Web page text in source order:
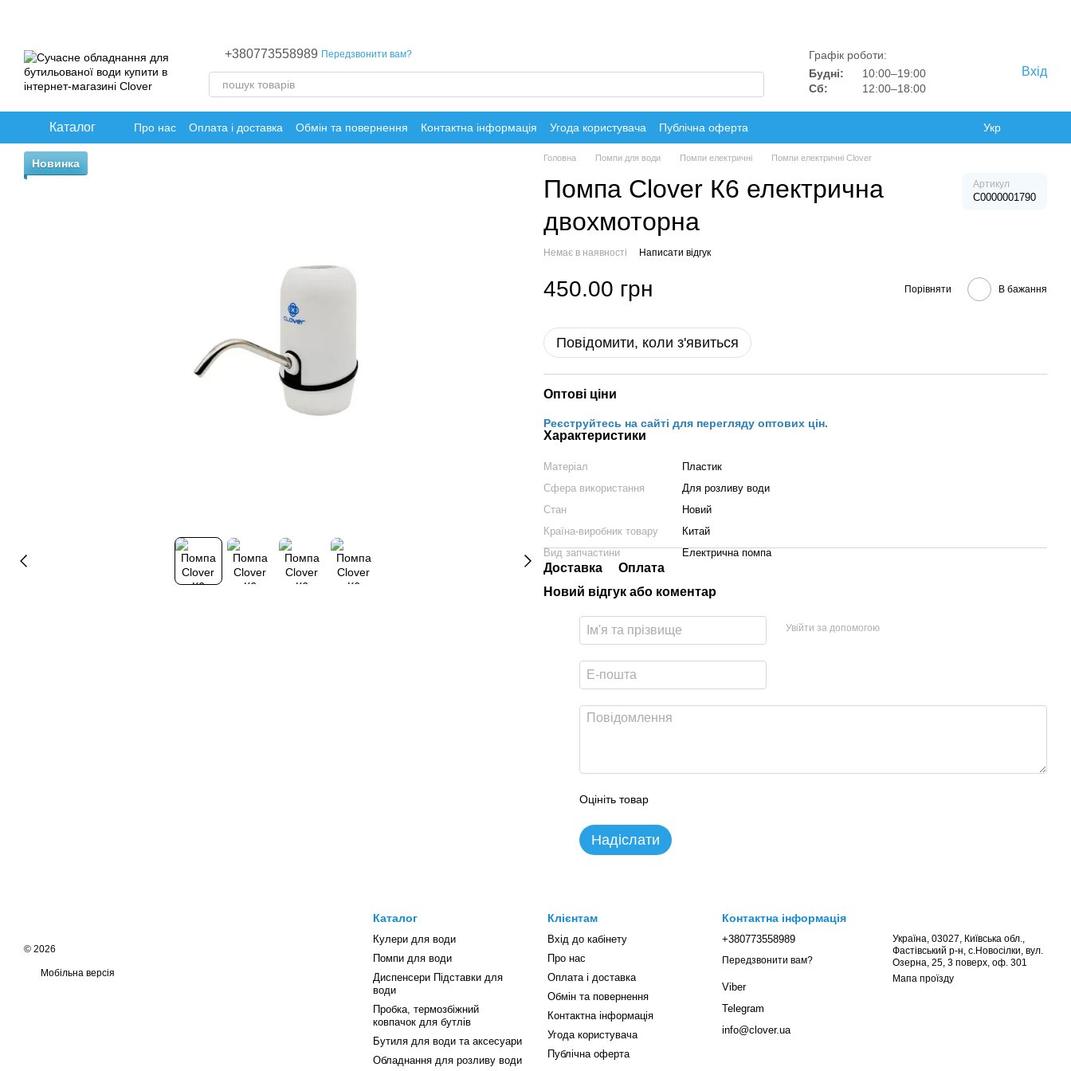
+380773558989 Передзвонити вам?
Графік роботи:
Будні:
10:00–19:00
Сб:
12:00–18:00
Вхід
Каталог Про нас Оплата і доставка Обмін та повернення Контактна інформація Угода користувача Публічна оферта Укр
Новинка Головна Помпи для води Помпи електричні Помпи електричні Clover
Помпа Clover К6 електрична
двохмоторна
Артикул
C0000001790
Немає в наявності Написати відгук
450.00 грн Порівняти В бажання
Повідомити, коли з'явиться
Оптові ціни
Реєструйтесь на сайті для перегляду оптових цін.
Характеристики
Матеріал
Пластик
Сфера використання
Для розливу води
Стан
Новий
Країна-виробник товару
Китай
Вид запчастини
Електрична помпа
Доставка
Оплата
Новий відгук або коментар
Увійти за допомогою
Оцініть товар
Надіслати
© 2026
Мобільна версія
Каталог
Кулери для води
Помпи для води
Диспенсери Підставки для
води
Пробка, термозбіжний
ковпачок для бутлів
Бутиля для води та аксесуари
Обладнання для розливу води
Клієнтам
Вхід до кабінету
Про нас
Оплата і доставка
Обмін та повернення
Контактна інформація
Угода користувача
Публічна оферта
Контактна інформація
+380773558989
Передзвонити вам?
Viber
Telegram
info@clover.ua
Україна, 03027, Київська обл.,
Фастівський р-н, с.Новосілки, вул.
Озерна, 25, 3 поверх, оф. 301
Мапа проїзду